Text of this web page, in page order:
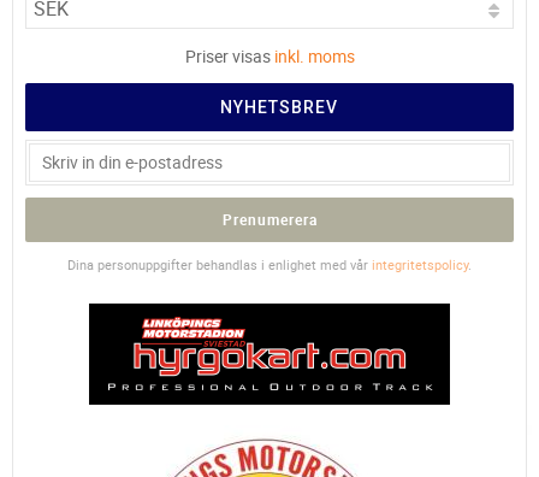
Priser visas inkl. moms
NYHETSBREV
Prenumerera
Dina personuppgifter behandlas i enlighet med vår integritetspolicy.